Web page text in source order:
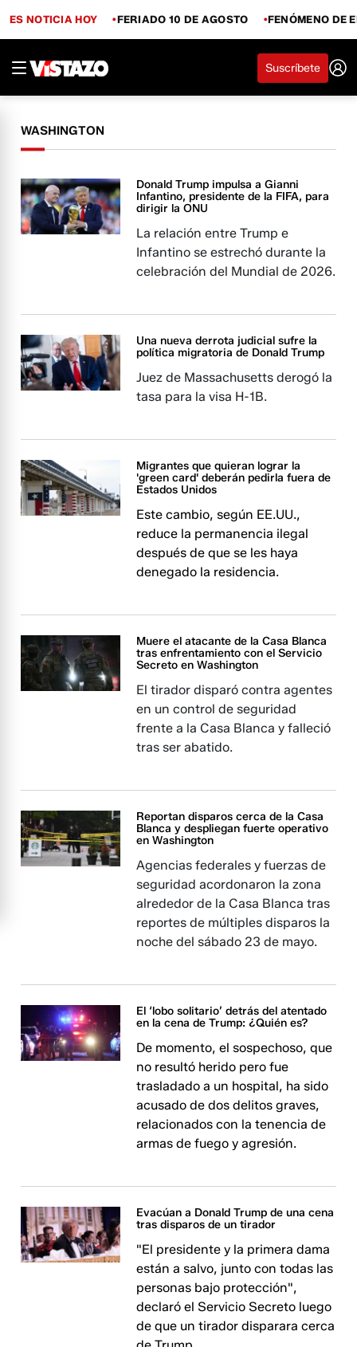
ES NOTICIA HOY FERIADO 10 DE AGOSTO FENÓMENO DE
Suscríbete
WASHINGTON
Donald Trump impulsa a Gianni
Infantino, presidente de la FIFA, para
dirigir la ONU
La relación entre Trump e
Infantino se estrechó durante la
celebración del Mundial de 2026.
Una nueva derrota judicial sufre la
política migratoria de Donald Trump
Juez de Massachusetts derogó la
tasa para la visa H-1B.
Migrantes que quieran lograr la
'green card' deberán pedirla fuera de
Estados Unidos
Este cambio, según EE.UU.,
reduce la permanencia ilegal
después de que se les haya
denegado la residencia.
Muere el atacante de la Casa Blanca
tras enfrentamiento con el Servicio
Secreto en Washington
El tirador disparó contra agentes
en un control de seguridad
frente a la Casa Blanca y falleció
tras ser abatido.
Reportan disparos cerca de la Casa
Blanca y despliegan fuerte operativo
en Washington
Agencias federales y fuerzas de
seguridad acordonaron la zona
alrededor de la Casa Blanca tras
reportes de múltiples disparos la
noche del sábado 23 de mayo.
El ‘lobo solitario’ detrás del atentado
en la cena de Trump: ¿Quién es?
De momento, el sospechoso, que
no resultó herido pero fue
trasladado a un hospital, ha sido
acusado de dos delitos graves,
relacionados con la tenencia de
armas de fuego y agresión.
Evacúan a Donald Trump de una cena
tras disparos de un tirador
"El presidente y la primera dama
están a salvo, junto con todas las
personas bajo protección",
declaró el Servicio Secreto luego
de que un tirador disparara cerca